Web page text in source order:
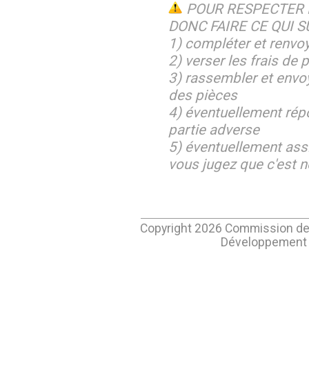
POUR
DONC FAIRE CE QUI
1) compléter et
2) verser les frais de
3) rassembler et
des pièces
4) éventuellement
partie adverse
5) éventuellement
vous jugez que c'est
Copyright 2026 Commission